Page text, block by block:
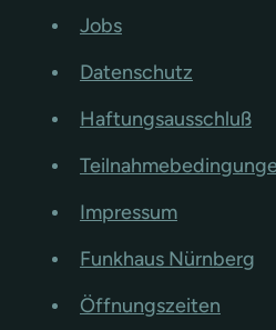
Jobs
Datenschutz
Haftungsausschluß
Impressum
Funkhaus Nürnberg
Öffnungszeiten